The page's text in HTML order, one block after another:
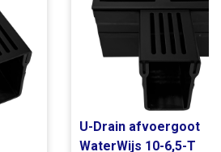
U-Drain afvoergoot
WaterWijs 10-6,5-T